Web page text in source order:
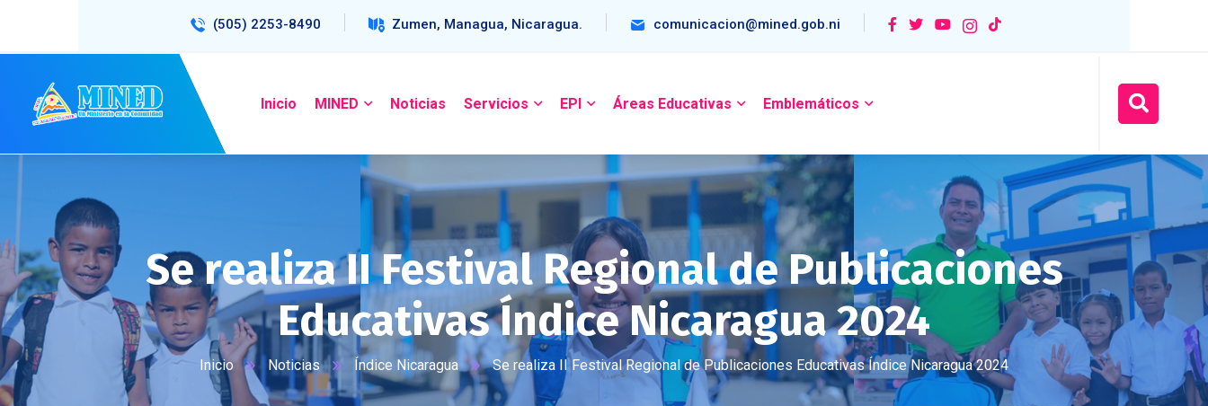
(505) 2253-8490 Zumen, Managua, Nicaragua. comunicacion@mined.gob.ni
Inicio MINED Noticias Servicios EPI Áreas Educativas Emblemáticos
Se realiza II Festival Regional de Publicaciones
Educativas Índice Nicaragua 2024
Inicio Noticias Índice Nicaragua Se realiza II Festival Regional de Publicaciones Educativas Índice Nicaragua 2024